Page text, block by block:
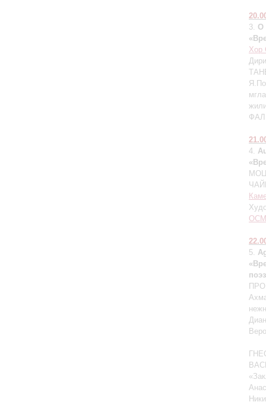
3. О
Хор
4.
5.